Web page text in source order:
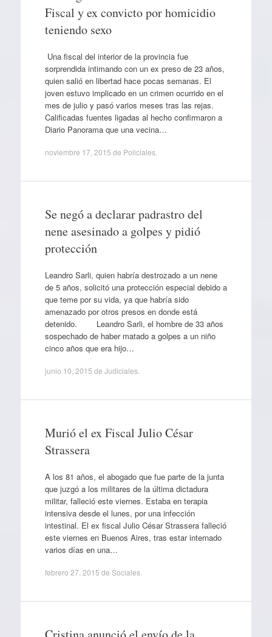
Fiscal y ex convicto por homicidio
teniendo sexo
Una fiscal del interior de la provincia fue
sorprendida intimando con un ex preso de 23 años,
quien salió en libertad hace pocas semanas. El
joven estuvo implicado en un crimen ocurrido en el
mes de julio y pasó varios meses tras las rejas.
Calificadas fuentes ligadas al hecho confirmaron a
Diario Panorama que una vecina…
noviembre 17, 2015 de Policiales.
Se negó a declarar padrastro del
nene asesinado a golpes y pidió
protección
Leandro Sarli, quien habría destrozado a un nene
de 5 años, solicitó una protección especial debido a
que teme por su vida, ya que habría sido
amenazado por otros presos en donde está
detenido. Leandro Sarli, el hombre de 33 años
sospechado de haber matado a golpes a un niño
cinco años que era hijo…
junio 10, 2015 de Judiciales.
Murió el ex Fiscal Julio César
Strassera
A los 81 años, el abogado que fue parte de la junta
que juzgó a los militares de la última dictadura
militar, falleció este viernes. Estaba en terapia
intensiva desde el lunes, por una infección
intestinal. El ex fiscal Julio César Strassera falleció
este viernes en Buenos Aires, tras estar internado
varios días en una…
febrero 27, 2015 de Sociales.